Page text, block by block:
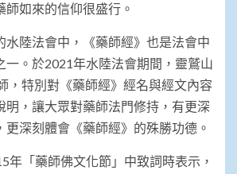
師如來的信仰很盛行。
水陸法會中，《藥師經》也是法會中
一。於2021年水陸法會期間，靈鷲山
，特別對《藥師經》經名與經文內容
明，讓大眾對藥師法門修持，有更深
更深刻體會《藥師經》的殊勝功德。
年「藥師佛文化節」中致詞時表示，